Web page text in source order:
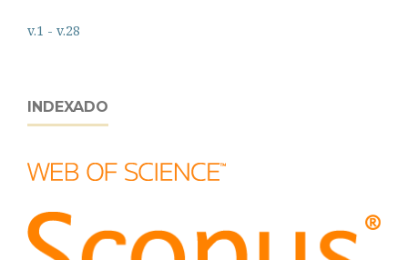
v.1 - v.28
INDEXADO